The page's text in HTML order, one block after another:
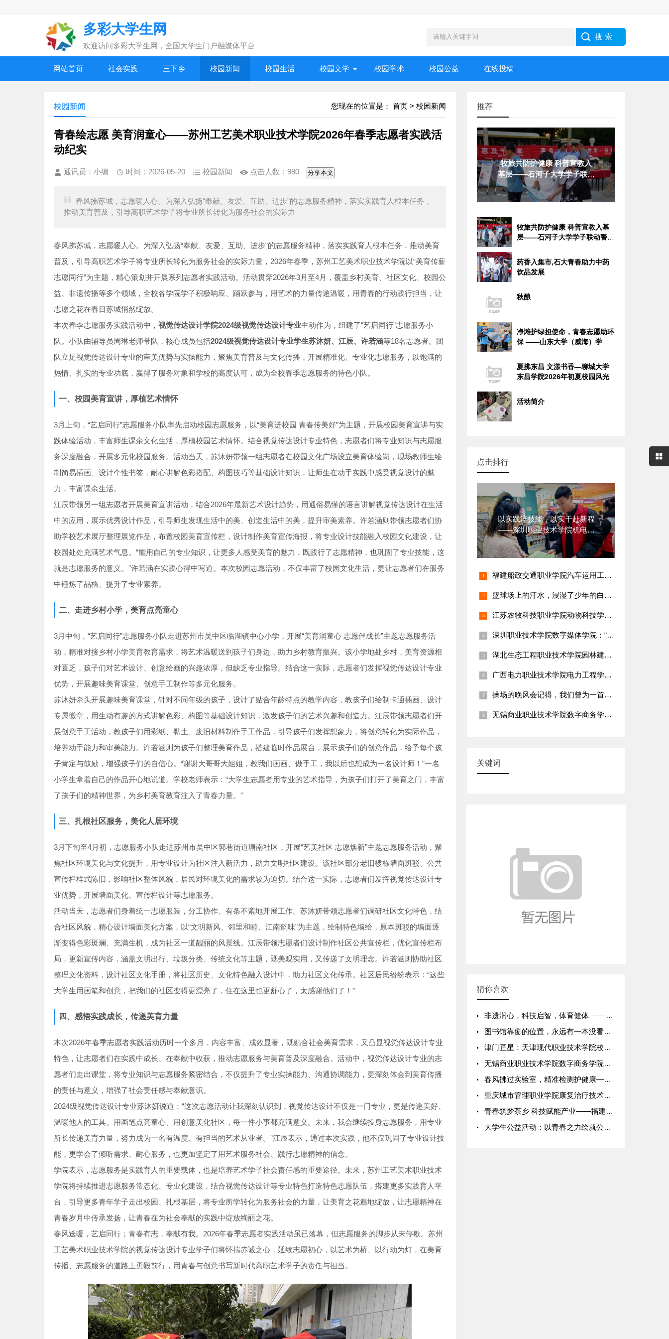
多彩大学生网
欢迎访问多彩大学生网，全国大学生门户融媒体平台
网站首页 社会实践 三下乡 校园新闻 校园生活 校园文学 校园学术 校园公益 在线投稿
您现在的位置是： 首页 > 校园新闻
校园新闻
青春绘志愿 美育润童心——苏州工艺美术职业技术学院2026年春季志愿者实践活
动纪实
通讯员：小编 时间：2026-05-20 校园新闻 点击人数： 980 分享本文
春风拂苏城，志愿暖人心。为深入弘扬“奉献、友爱、互助、进步”的志愿服务精神，落实实践育人根本任务，
推动美育普及，引导高职艺术学子将专业所长转化为服务社会的实际力
春风拂苏城，志愿暖人心。为深入弘扬“奉献、友爱、互助、进步”的志愿服务精神，落实实践育人根本任务，推动美育
普及，引导高职艺术学子将专业所长转化为服务社会的实际力量，2026年春季，苏州工艺美术职业技术学院以“美育传薪
志愿同行”为主题，精心策划并开展系列志愿者实践活动。活动贯穿2026年3月至4月，覆盖乡村美育、社区文化、校园公
益、非遗传播等多个领域，全校各学院学子积极响应、踊跃参与，用艺术的力量传递温暖，用青春的行动践行担当，让
志愿之花在春日苏城悄然绽放。
本次春季志愿服务实践活动中， 视觉传达设计学院2024级视觉传达设计专业主动作为，组建了“艺启同行”志愿服务小
队。小队由辅导员周琳老师带队，核心成员包括2024级视觉传达设计专业学生苏沐妍、江辰、许若涵等18名志愿者。团
队立足视觉传达设计专业的审美优势与实操能力，聚焦美育普及与文化传播，开展精准化、专业化志愿服务，以饱满的
热情、扎实的专业功底，赢得了服务对象和学校的高度认可，成为全校春季志愿服务的特色小队。
一、校园美育宣讲，厚植艺术情怀
3月上旬，“艺启同行”志愿服务小队率先启动校园志愿服务，以“美育进校园 青春传美好”为主题，开展校园美育宣讲与实
践体验活动，丰富师生课余文化生活，厚植校园艺术情怀。结合视觉传达设计专业特色，志愿者们将专业知识与志愿服
务深度融合，开展多元化校园服务。活动当天，苏沐妍带领一组志愿者在校园文化广场设立美育体验岗，现场教师生绘
制简易插画、设计个性书签，耐心讲解色彩搭配、构图技巧等基础设计知识，让师生在动手实践中感受视觉设计的魅
力，丰富课余生活。
江辰带领另一组志愿者开展美育宣讲活动，结合2026年最新艺术设计趋势，用通俗易懂的语言讲解视觉传达设计在生活
中的应用，展示优秀设计作品，引导师生发现生活中的美、创造生活中的美，提升审美素养。许若涵则带领志愿者们协
助学校艺术展厅整理展览作品，布置校园美育宣传栏，设计制作美育宣传海报，将专业设计技能融入校园文化建设，让
校园处处充满艺术气息。“能用自己的专业知识，让更多人感受美育的魅力，既践行了志愿精神，也巩固了专业技能，这
就是志愿服务的意义。”许若涵在实践心得中写道。本次校园志愿活动，不仅丰富了校园文化生活，更让志愿者们在服务
中锤炼了品格、提升了专业素养。
二、走进乡村小学，美育点亮童心
3月中旬，“艺启同行”志愿服务小队走进苏州市吴中区临湖镇中心小学，开展“美育润童心 志愿伴成长”主题志愿服务活
动，精准对接乡村小学美育教育需求，将艺术温暖送到孩子们身边，助力乡村教育振兴。该小学地处乡村，美育资源相
对匮乏，孩子们对艺术设计、创意绘画的兴趣浓厚，但缺乏专业指导。结合这一实际，志愿者们发挥视觉传达设计专业
优势，开展趣味美育课堂、创意手工制作等多元化服务。
苏沐妍牵头开展趣味美育课堂，针对不同年级的孩子，设计了贴合年龄特点的教学内容，教孩子们绘制卡通插画、设计
专属徽章，用生动有趣的方式讲解色彩、构图等基础设计知识，激发孩子们的艺术兴趣和创造力。江辰带领志愿者们开
展创意手工活动，教孩子们用彩纸、黏土、废旧材料制作手工作品，引导孩子们发挥想象力，将创意转化为实际作品，
培养动手能力和审美能力。许若涵则为孩子们整理美育作品，搭建临时作品展台，展示孩子们的创意作品，给予每个孩
子肯定与鼓励，增强孩子们的自信心。“谢谢大哥哥大姐姐，教我们画画、做手工，我以后也想成为一名设计师！”一名
小学生拿着自己的作品开心地说道。学校老师表示：“大学生志愿者用专业的艺术指导，为孩子们打开了美育之门，丰富
了孩子们的精神世界，为乡村美育教育注入了青春力量。”
三、扎根社区服务，美化人居环境
3月下旬至4月初，志愿服务小队走进苏州市吴中区郭巷街道塘南社区，开展“艺美社区 志愿焕新”主题志愿服务活动，聚
焦社区环境美化与文化提升，用专业设计为社区注入新活力，助力文明社区建设。该社区部分老旧楼栋墙面斑驳、公共
宣传栏样式陈旧，影响社区整体风貌，居民对环境美化的需求较为迫切。结合这一实际，志愿者们发挥视觉传达设计专
业优势，开展墙面美化、宣传栏设计等志愿服务。
活动当天，志愿者们身着统一志愿服装，分工协作、有条不紊地开展工作。苏沐妍带领志愿者们调研社区文化特色，结
合社区风貌，精心设计墙面美化方案，以“文明新风、邻里和睦、江南韵味”为主题，绘制特色墙绘，原本斑驳的墙面逐
渐变得色彩斑斓、充满生机，成为社区一道靓丽的风景线。江辰带领志愿者们设计制作社区公共宣传栏，优化宣传栏布
局，更新宣传内容，涵盖文明出行、垃圾分类、传统文化等主题，既美观实用，又传递了文明理念。许若涵则协助社区
整理文化资料，设计社区文化手册，将社区历史、文化特色融入设计中，助力社区文化传承。社区居民纷纷表示：“这些
大学生用画笔和创意，把我们的社区变得更漂亮了，住在这里也更舒心了，太感谢他们了！”
四、感悟实践成长，传递美育力量
本次2026年春季志愿者实践活动历时一个多月，内容丰富、成效显著，既贴合社会美育需求，又凸显视觉传达设计专业
特色，让志愿者们在实践中成长、在奉献中收获，推动志愿服务与美育普及深度融合。活动中，视觉传达设计专业的志
愿者们走出课堂，将专业知识与志愿服务紧密结合，不仅提升了专业实操能力、沟通协调能力，更深刻体会到美育传播
的责任与意义，增强了社会责任感与奉献意识。
2024级视觉传达设计专业苏沐妍说道：“这次志愿活动让我深刻认识到，视觉传达设计不仅是一门专业，更是传递美好、
温暖他人的工具。用画笔点亮童心、用创意美化社区，每一件小事都充满意义。未来，我会继续投身志愿服务，用专业
所长传递美育力量，努力成为一名有温度、有担当的艺术从业者。”江辰表示，通过本次实践，他不仅巩固了专业设计技
能，更学会了倾听需求、耐心服务，也更加坚定了用艺术服务社会、践行志愿精神的信念。
学院表示，志愿服务是实践育人的重要载体，也是培养艺术学子社会责任感的重要途径。未来，苏州工艺美术职业技术
学院将持续推进志愿服务常态化、专业化建设，结合视觉传达设计等专业特色打造特色志愿队伍，搭建更多实践育人平
台，引导更多青年学子走出校园、扎根基层，将专业所学转化为服务社会的力量，让美育之花遍地绽放，让志愿精神在
青春岁月中传承发扬，让青春在为社会奉献的实践中绽放绚丽之花。
春风送暖，艺启同行；青春有志，奉献有我。2026年春季志愿者实践活动虽已落幕，但志愿服务的脚步从未停歇。苏州
工艺美术职业技术学院的视觉传达设计专业学子们将怀揣赤诚之心，延续志愿初心，以艺术为桥、以行动为灯，在美育
传播、志愿服务的道路上勇毅前行，用青春与创意书写新时代高职艺术学子的责任与担当。
推荐
牧旅共防护健康 科普宣教入
基层——石河子大学学子联动
警务力量
牧旅共防护健康 科普宣教入基
层——石河子大学学子联动警务
药香入集市,石大青春助力中药
饮品发展
秋酿
净滩护绿担使命，青春志愿助环
保 ——山东大学（威海）学子
夏拂东昌 文漾书香—聊城大学
东昌学院2026年初夏校园风光
活动简介
点击排行
以实践淬技能，以实干赴新程
——深圳职业技术学院机电一
体化技术
福建船政交通职业学院汽车运用工程系：“乡村新能源汽车维修保养
篮球场上的汗水，浸湿了少年的白衬衫
江苏农牧科技职业学院动物科技学院：陈雨欣团队打造校园畜牧科技
深圳职业技术学院数字媒体学院：“乡村短视频创作与直播带货技能
湖北生态工程职业技术学院园林建工学院：“乡村古树名木保护与生
广西电力职业技术学院电力工程学院：“乡村电网线路巡检与安全用
操场的晚风会记得，我们曾为一首诗争论到天明
无锡商业职业技术学院数字商务学院：“乡村直播电商运营指导与特
关键词
猜你喜欢
非遗润心，科技启智，体育健体 ——中国矿业大学羽翼支教团赴灌
图书馆靠窗的位置，永远有一本没看完的书
津门匠星：天津现代职业技术学院校园生活全景图
无锡商业职业技术学院数字商务学院：“乡村直播电商运营指导与特
春风拂过实验室，精准检测护健康——北京电子科技职业学院202
重庆城市管理职业学院康复治疗技术专业“康护暖冬”寒假实践活动
青春筑梦茶乡 科技赋能产业——福建生物工程职业技术学院“三下
大学生公益活动：以青春之力绘就公益底色